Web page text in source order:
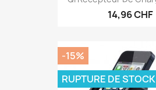
14,96 CHF
-15%
RUPTURE DE STOCK